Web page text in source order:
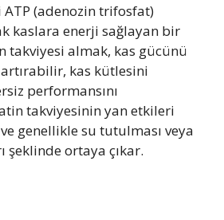
(adenozin trifosfat)
kaslara enerji sağlayan bir
takviyesi almak, kas gücünü
artırabilir, kas kütlesini
performansını
takviyesinin yan etkileri
genellikle su tutulması veya
şeklinde ortaya çıkar.